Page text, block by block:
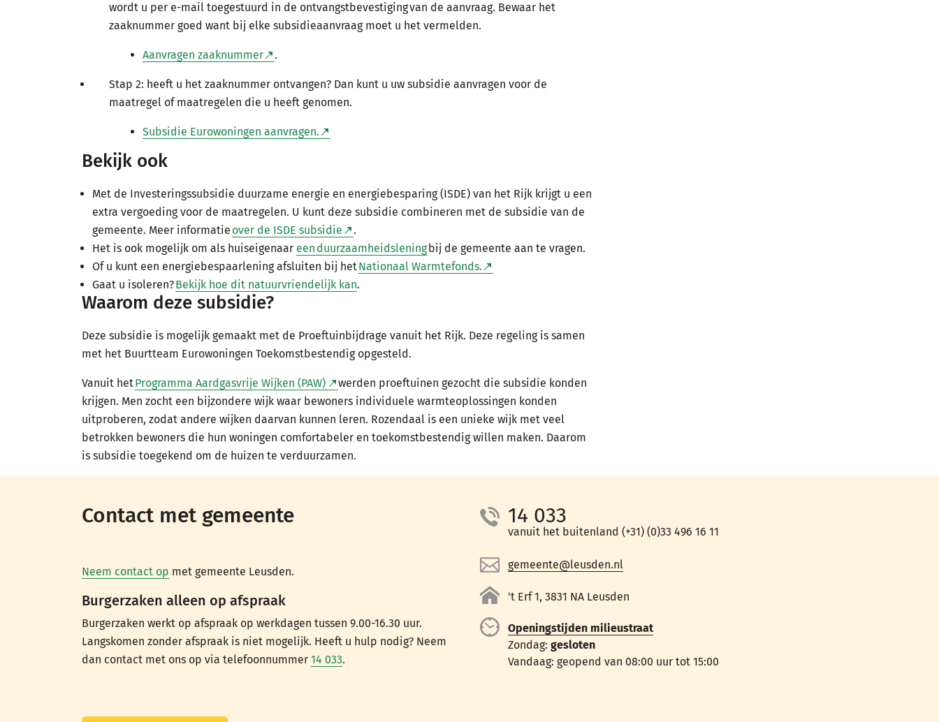
wordt u per e-mail toegestuurd in de ontvangstbevestiging van de aanvraag. Bewaar het
zaaknummer goed want bij elke subsidieaanvraag moet u het vermelden.
Aanvragen zaaknummer .
Stap 2: heeft u het zaaknummer ontvangen? Dan kunt u uw subsidie aanvragen voor de
maatregel of maatregelen die u heeft genomen.
Subsidie Eurowoningen aanvragen.
Bekijk ook
Met de Investeringssubsidie duurzame energie en energiebesparing (ISDE) van het Rijk krijgt u een
extra vergoeding voor de maatregelen. U kunt deze subsidie combineren met de subsidie van de
gemeente. Meer informatie over de ISDE subsidie
.
Het is ook mogelijk om als huiseigenaar een duurzaamheidsleningbij de gemeente aan te vragen.
Of u kunt een energiebespaarlening afsluiten bij hetNationaal Warmtefonds.
Gaat u isoleren?Bekijk hoe dit natuurvriendelijk kan.
Waarom deze subsidie?
Deze subsidie is mogelijk gemaakt met de Proeftuinbijdrage vanuit het Rijk. Deze regeling is samen
met het Buurtteam Eurowoningen Toekomstbestendig opgesteld.
Vanuit hetProgramma Aardgasvrije Wijken (PAW)
werden proeftuinen gezocht die subsidie konden
krijgen. Men zocht een bijzondere wijk waar bewoners individuele warmteoplossingen konden
uitproberen, zodat andere wijken daarvan kunnen leren. Rozendaal is een unieke wijk met veel
betrokken bewoners die hun woningen comfortabeler en toekomstbestendig willen maken. Daarom
is subsidie toegekend om de huizen te verduurzamen.
Contact met gemeente
Neem contact op met gemeente Leusden.
Burgerzaken alleen op afspraak
Burgerzaken werkt op afspraak op werkdagen tussen 9.00-16.30 uur.
Langskomen zonder afspraak is niet mogelijk. Heeft u hulp nodig? Neem
dan contact met ons op via telefoonnummer 14 033.
14 033
vanuit het buitenland (+31) (0)33 496 16 11
gemeente@leusden.nl
't Erf 1, 3831 NA Leusden
Openingstijden milieustraat
Zondag: gesloten
Vandaag: geopend van 08:00 uur tot 15:00